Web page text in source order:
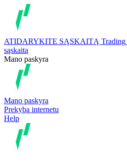
ATIDARYKITE SĄSKAITĄ Trading
sąskaitą
Mano paskyra
Mano paskyra
Prekyba internetu
Help